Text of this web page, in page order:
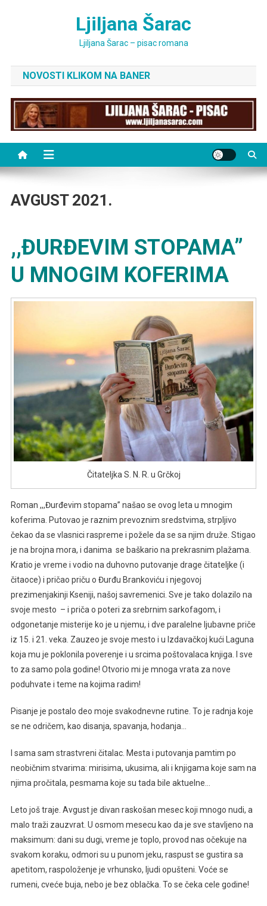
Ljiljana Šarac
Ljiljana Šarac – pisac romana
NOVOSTI KLIKOM NA BANER
AVGUST 2021.
,,ĐURĐEVIM STOPAMA”
U MNOGIM KOFERIMA
Čitateljka S. N. R. u Grčkoj
Roman ,,,Đurđevim stopama” našao se ovog leta u mnogim
koferima. Putovao je raznim prevoznim sredstvima, strpljivo
čekao da se vlasnici raspreme i požele da se sa njim druže. Stigao
je na brojna mora, i danima se baškario na prekrasnim plažama.
Kratio je vreme i vodio na duhovno putovanje drage čitateljke (i
čitaoce) i pričao priču o Đurđu Brankoviću i njegovoj
prezimenjakinji Kseniji, našoj savremenici. Sve je tako dolazilo na
svoje mesto – i priča o poteri za srebrnim sarkofagom, i
odgonetanje misterije ko je u njemu, i dve paralelne ljubavne priče
iz 15. i 21. veka. Zauzeo je svoje mesto i u Izdavačkoj kući Laguna
koja mu je poklonila poverenje i u srcima poštovalaca knjiga. I sve
to za samo pola godine! Otvorio mi je mnoga vrata za nove
poduhvate i teme na kojima radim!
Pisanje je postalo deo moje svakodnevne rutine. To je radnja koje
se ne odričem, kao disanja, spavanja, hodanja…
I sama sam strastvreni čitalac. Mesta i putovanja pamtim po
neobičnim stvarima: mirisima, ukusima, ali i knjigama koje sam na
njima pročitala, pesmama koje su tada bile aktuelne…
Leto još traje. Avgust je divan raskošan mesec koji mnogo nudi, a
malo traži zauzvrat. U osmom mesecu kao da je sve stavljeno na
maksimum: dani su dugi, vreme je toplo, provod nas očekuje na
svakom koraku, odmori su u punom jeku, raspust se gustira sa
apetitom, raspoloženje je vrhunsko, ljudi opušteni. Voće se
rumeni, cveće buja, nebo je bez oblačka. To se čeka cele godine!